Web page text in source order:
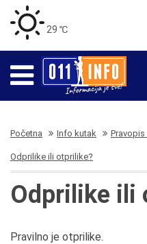
29 ℃
Početna Info kutak
Odprilike ili otprilike?
Odprilike ili
Pravilno je otprilike.